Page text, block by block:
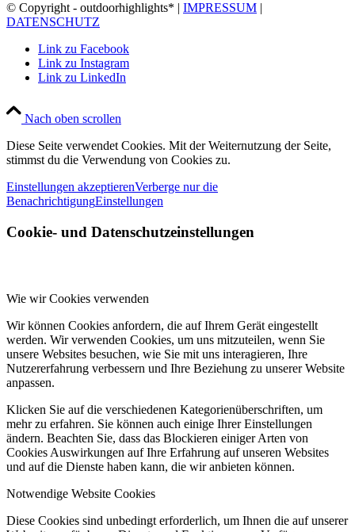
© Copyright - outdoorhighlights* | IMPRESSUM |
DATENSCHUTZ
Link zu Facebook
Link zu Instagram
Link zu LinkedIn
Nach oben scrollen
Diese Seite verwendet Cookies. Mit der Weiternutzung der Seite,
stimmst du die Verwendung von Cookies zu.
Einstellungen akzeptierenVerberge nur die
BenachrichtigungEinstellungen
Cookie- und Datenschutzeinstellungen
Wie wir Cookies verwenden
Wir können Cookies anfordern, die auf Ihrem Gerät eingestellt
werden. Wir verwenden Cookies, um uns mitzuteilen, wenn Sie
unsere Websites besuchen, wie Sie mit uns interagieren, Ihre
Nutzererfahrung verbessern und Ihre Beziehung zu unserer Website
anpassen.
Klicken Sie auf die verschiedenen Kategorienüberschriften, um
mehr zu erfahren. Sie können auch einige Ihrer Einstellungen
ändern. Beachten Sie, dass das Blockieren einiger Arten von
Cookies Auswirkungen auf Ihre Erfahrung auf unseren Websites
und auf die Dienste haben kann, die wir anbieten können.
Notwendige Website Cookies
Diese Cookies sind unbedingt erforderlich, um Ihnen die auf unserer